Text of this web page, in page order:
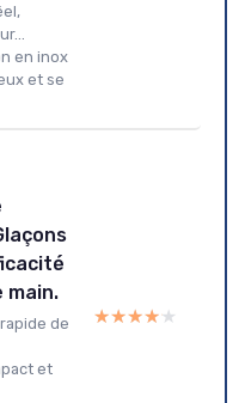
en inox
et se
main.
de
et
★★★★★
★★★★★